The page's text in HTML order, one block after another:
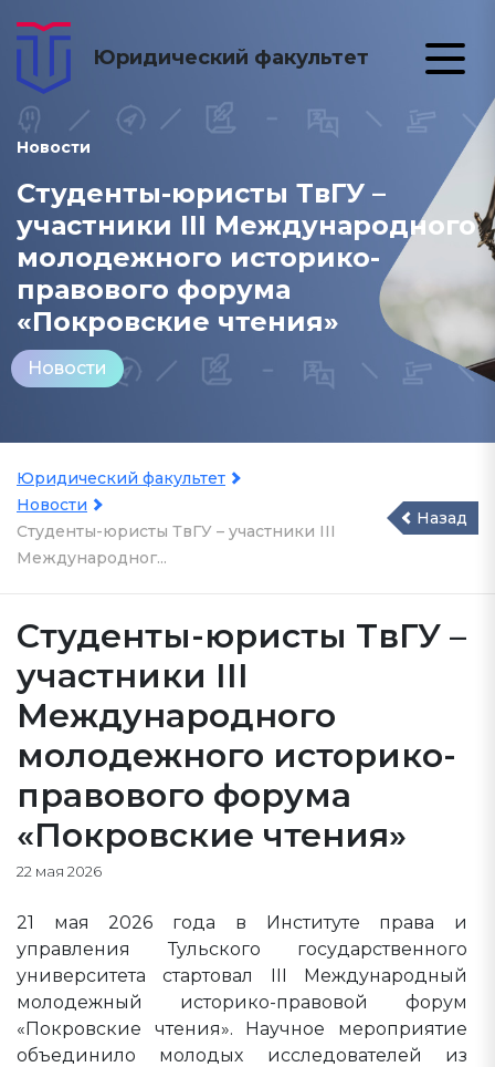
Юридический факультет
Новости
Студенты-юристы ТвГУ –
участники III Международного
молодежного историко-
правового форума
«Покровские чтения»
Новости
Юридический факультет
Новости
Студенты-юристы ТвГУ – участники III
Международног...
Назад
Студенты-юристы ТвГУ –
участники III
Международного
молодежного историко-
правового форума
«Покровские чтения»
22 мая 2026
21 мая 2026 года в Институте права и
управления Тульского государственного
университета стартовал III Международный
молодежный историко-правовой форум
«Покровские чтения». Научное мероприятие
объединило молодых исследователей из